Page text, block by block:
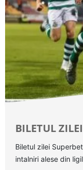
BILETUL
Biletul zilei
intalniri alese din